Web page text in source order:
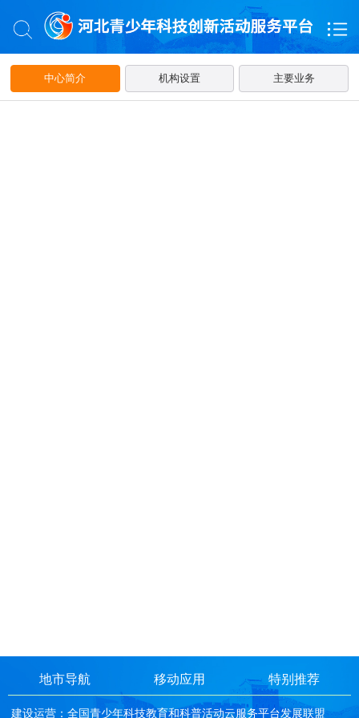
中心简介 机构设置 主要业务
地市导航 移动应用 特别推荐
建设运营：全国青少年科技教育和科普活动云服务平台发展联盟